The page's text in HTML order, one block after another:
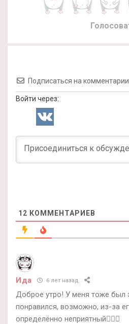
Подписаться на комментарии
Войти через:
12 КОММЕНТАРИЕВ
Ида 6 лет назад
Доброе утро! У меня тоже был
понравился, возможно, из-за
определённо неприятный🤷🏻‍♀️